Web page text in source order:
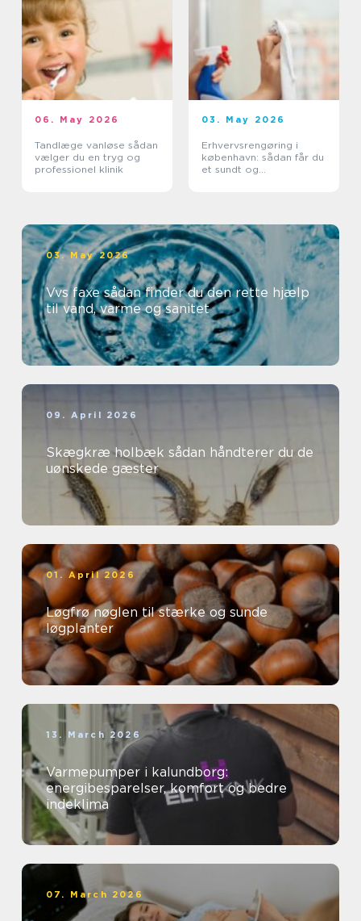
06. May 2026
Tandlæge vanløse sådan
vælger du en tryg og
professionel klinik
03. May 2026
Erhvervsrengøring i
københavn: sådan får du
et sundt og
03. May 2026
Vvs faxe sådan finder du den rette hjælp
til vand, varme og sanitet
09. April 2026
Skægkræ holbæk sådan håndterer du de
uønskede gæster
01. April 2026
Løgfrø nøglen til stærke og sunde
løgplanter
13. March 2026
Varmepumper i kalundborg:
energibesparelser, komfort og bedre
indeklima
07. March 2026